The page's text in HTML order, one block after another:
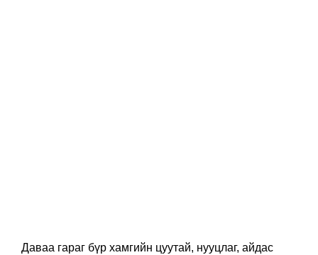
Даваа гараг бүр хамгийн цуутай, нууцлаг, айдас